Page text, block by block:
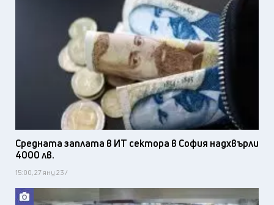
Средната заплата в ИТ сектора в София надхвърли
4000 лв.
15:00, 27 яну 23 /